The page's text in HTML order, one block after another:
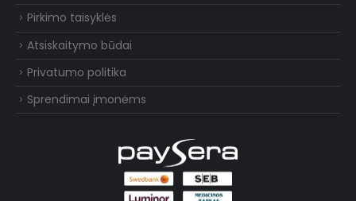
Pirkimo taisyklės
Atsiskaitymo būdai
Privatumo politika
Sprendimai įmonėms